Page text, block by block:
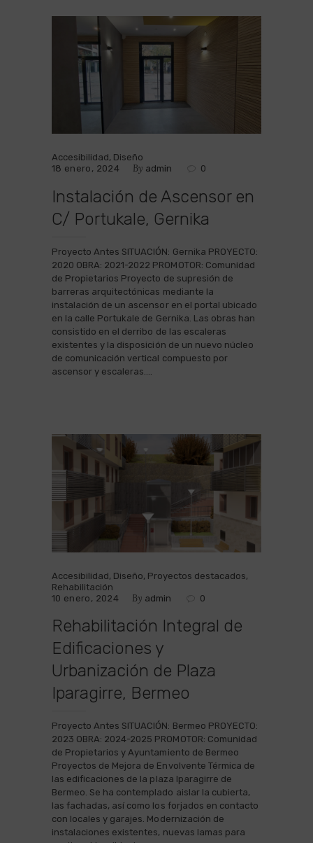
Accesibilidad, Diseño
18 enero, 2024
By admin 0
Instalación de Ascensor en
C/ Portukale, Gernika
Proyecto Antes SITUACIÓN: Gernika PROYECTO:
2020 OBRA: 2021-2022 PROMOTOR: Comunidad
de Propietarios Proyecto de supresión de
barreras arquitectónicas mediante la
instalación de un ascensor en el portal ubicado
en la calle Portukale de Gernika. Las obras han
consistido en el derribo de las escaleras
existentes y la disposición de un nuevo núcleo
de comunicación vertical compuesto por
ascensor y escaleras.…
Accesibilidad, Diseño, Proyectos destacados,
Rehabilitación
10 enero, 2024
By admin 0
Rehabilitación Integral de
Edificaciones y
Urbanización de Plaza
Iparagirre, Bermeo
Proyecto Antes SITUACIÓN: Bermeo PROYECTO:
2023 OBRA: 2024-2025 PROMOTOR: Comunidad
de Propietarios y Ayuntamiento de Bermeo
Proyectos de Mejora de Envolvente Térmica de
las edificaciones de la plaza Iparagirre de
Bermeo. Se ha contemplado aislar la cubierta,
las fachadas, así como los forjados en contacto
con locales y garajes. Modernización de
instalaciones existentes, nuevas lamas para